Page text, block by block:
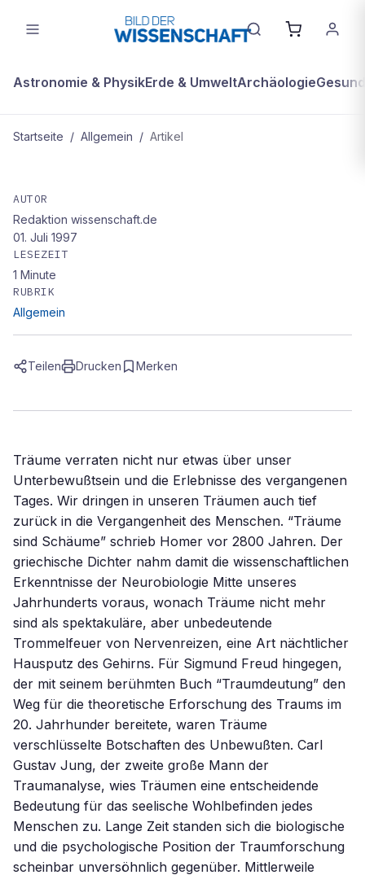
Astronomie & PhysikErde & UmweltArchäologie
Startseite / Allgemein / Artikel
„Vom Traum und vom Träumen" von
Anthony Stevens
AUTOR
Redaktion wissenschaft.de
01. Juli 1997
LESEZEIT
1 Minute
RUBRIK
Allgemein
Teilen Drucken Merken
Träume verraten nicht nur etwas über unser
Unterbewußtsein und die Erlebnisse des vergangenen
Tages. Wir dringen in unseren Träumen auch tief
zurück in die Vergangenheit des Menschen. “Träume
sind Schäume” schrieb Homer vor 2800 Jahren. Der
griechische Dichter nahm damit die wissenschaftlichen
Erkenntnisse der Neurobiologie Mitte unseres
Jahrhunderts voraus, wonach Träume nicht mehr
sind als spektakuläre, aber unbedeutende
Trommelfeuer von Nervenreizen, eine Art nächtlicher
Hausputz des Gehirns. Für Sigmund Freud hingegen,
der mit seinem berühmten Buch “Traumdeutung” den
Weg für die theoretische Erforschung des Traums im
20. Jahrhunder bereitete, waren Träume
verschlüsselte Botschaften des Unbewußten. Carl
Gustav Jung, der zweite große Mann der
Traumanalyse, wies Träumen eine entscheidende
Bedeutung für das seelische Wohlbefinden jedes
Menschen zu. Lange Zeit standen sich die biologische
und die psychologische Position der Traumforschung
scheinbar unversöhnlich gegenüber. Mittlerweile